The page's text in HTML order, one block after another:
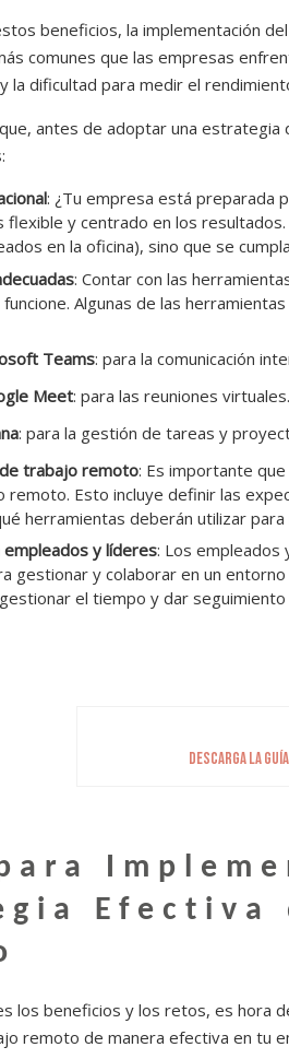
beneficios, la implementación
comunes que las empresas
la dificultad para medir el
antes de adoptar una
: ¿Tu empresa está preparada
flexible y centrado en los
en la oficina), sino que se
: Contar con las
Algunas de las
Teams: para la comunicación
Meet: para las reuniones virtuales.
: para la gestión de tareas y
trabajo remoto: Es importante
remoto. Esto incluye definir las
herramientas deberán utilizar
empleados y líderes: Los
gestionar y colaborar en un
el tiempo y dar
DESCARGA LA
Efectiva
los beneficios y los retos, es hora
remoto de manera efectiva en tu